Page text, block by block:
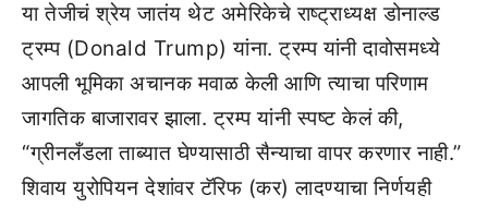
या तेजीचं श्रेय जातंय थेट अमेरिकेचे राष्ट्राध्यक्ष डोनाल्ड
ट्रम्प (Donald Trump) यांना. ट्रम्प यांनी दावोसमध्ये
आपली भूमिका अचानक मवाळ केली आणि त्याचा परिणाम
जागतिक बाजारावर झाला. ट्रम्प यांनी स्पष्ट केलं की,
“ग्रीनलँडला ताब्यात घेण्यासाठी सैन्याचा वापर करणार नाही.”
शिवाय युरोपियन देशांवर टॅरिफ (कर) लादण्याचा निर्णयही